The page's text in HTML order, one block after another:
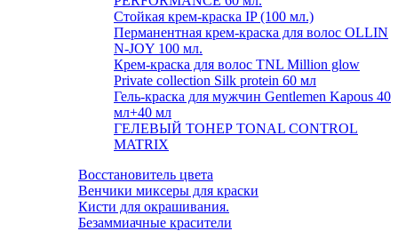
Стойкая крем-краска IP (100 мл.)
Перманентная крем-краска для волос OLLIN
N-JOY 100 мл.
Крем-краска для волос TNL Million glow
Private collection Silk protein 60 мл
Гель-краска для мужчин Gentlemen Kapous 40
мл+40 мл
ГЕЛЕВЫЙ ТОНЕР TONAL CONTROL
MATRIX
Восстановитель цвета
Венчики миксеры для краски
Кисти для окрашивания.
Безаммиачные красители